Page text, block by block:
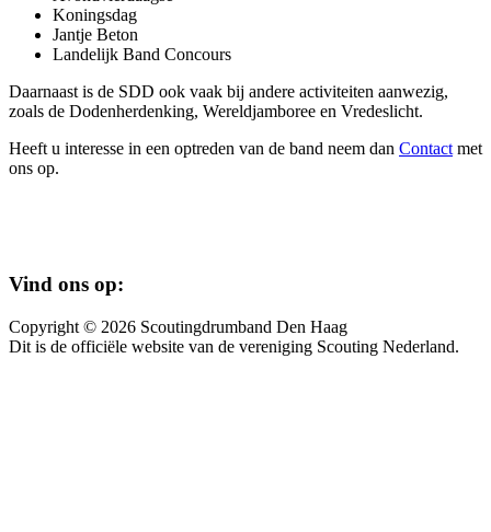
Koningsdag
Jantje Beton
Landelijk Band Concours
Daarnaast is de SDD ook vaak bij andere activiteiten aanwezig,
zoals de Dodenherdenking, Wereldjamboree en Vredeslicht.
Heeft u interesse in een optreden van de band neem dan Contact met
ons op.
Vind ons op:
Copyright © 2026 Scoutingdrumband Den Haag
Dit is de officiële website van de vereniging Scouting Nederland.